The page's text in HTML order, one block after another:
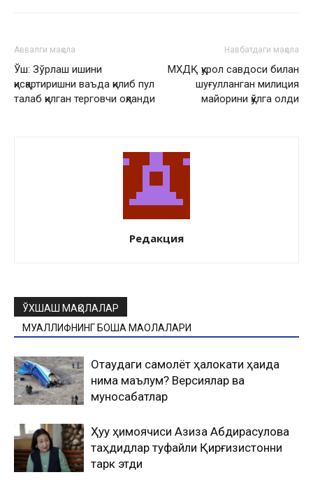
Аввалги мақола
Ўш: Зўрлаш ишини
қисқартиришни ваъда қилиб пул
талаб қилган терговчи оқланди
Навбатдаги мақола
МХДҚ қурол савдоси билан
шуғулланган милиция
майорини қўлга олди
Редакция
ЎХШАШ МАҚОЛАЛАР
МУАЛЛИФНИНГ БОШҚА МАҚОЛАЛАРИ
Оқтаудаги самолёт ҳалокати ҳақида
нима маълум? Версиялар ва
муносабатлар
Ҳуқуқ ҳимоячиси Азиза Абдирасулова
таҳдидлар туфайли Қирғизистонни
тарк этди